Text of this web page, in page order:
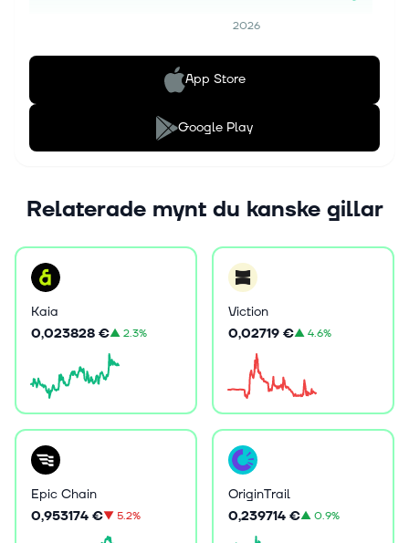
2026
App Store
Google Play
Relaterade mynt du kanske gillar
Kaia
0,023828 €▲2.3%
Viction
0,02719 €▲4.6%
Epic Chain
0,953174 €▼5.2%
OriginTrail
0,239714 €▲0.9%